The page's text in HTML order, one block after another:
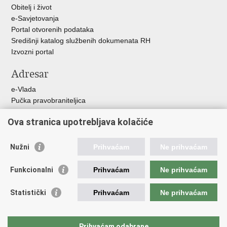
Obitelj i život
e-Savjetovanja
Portal otvorenih podataka
Središnji katalog službenih dokumenata RH
Izvozni portal
Adresar
e-Vlada
Pučka pravobraniteljica
Pravobraniteljica za ravnopravnost spolova
Pravobraniteljica za djecu
Povjerenik za informiranje
Korisne poveznice
Hrvatski sabor
Državni zavod za statistiku
Ova stranica upotrebljava kolačiće
Nužni Prihvaćam Ne prihvaćam
Funkcionalni Prihvaćam Ne prihvaćam
Statistički Prihvaćam Ne prihvaćam